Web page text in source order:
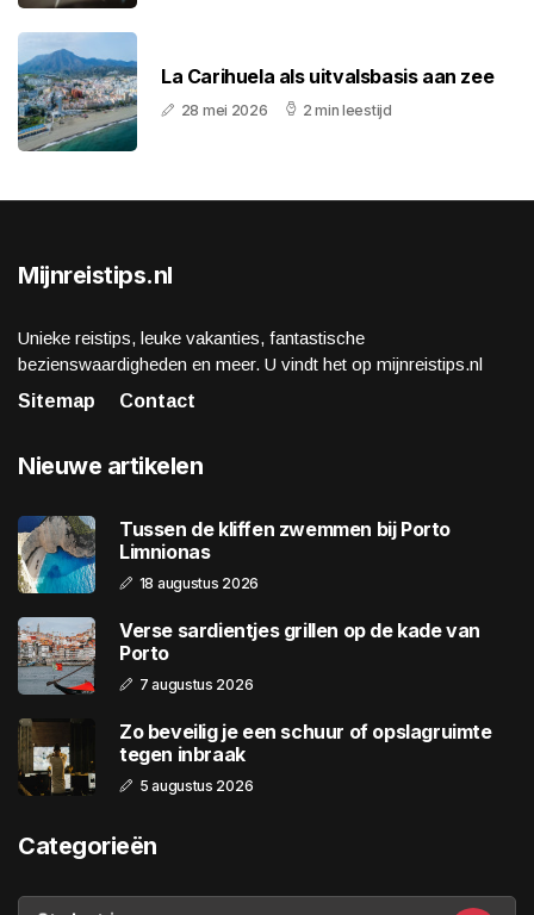
La Carihuela als uitvalsbasis aan zee
28 mei 2026 2 min leestijd
Mijnreistips.nl
Unieke reistips, leuke vakanties, fantastische
bezienswaardigheden en meer. U vindt het op mijnreistips.nl
Sitemap
Contact
Nieuwe artikelen
Tussen de kliffen zwemmen bij Porto
Limnionas
18 augustus 2026
Verse sardientjes grillen op de kade van
Porto
7 augustus 2026
Zo beveilig je een schuur of opslagruimte
tegen inbraak
5 augustus 2026
Categorieën